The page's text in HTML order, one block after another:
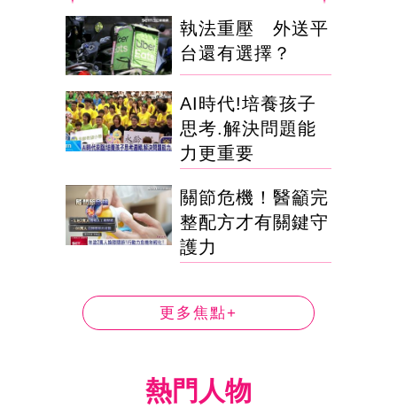
執法重壓 外送平
台還有選擇？
AI時代!培養孩子
思考.解決問題能
力更重要
關節危機！醫籲完
整配方才有關鍵守
護力
更多焦點+
熱門人物